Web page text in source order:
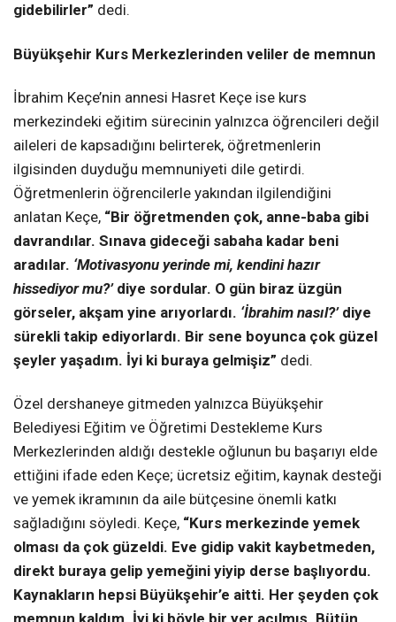
gidebilirler” dedi.
Büyükşehir Kurs Merkezlerinden veliler de memnun
İbrahim Keçe’nin annesi Hasret Keçe ise kurs
merkezindeki eğitim sürecinin yalnızca öğrencileri değil
aileleri de kapsadığını belirterek, öğretmenlerin
ilgisinden duyduğu memnuniyeti dile getirdi.
Öğretmenlerin öğrencilerle yakından ilgilendiğini
anlatan Keçe, “Bir öğretmenden çok, anne-baba gibi
davrandılar. Sınava gideceği sabaha kadar beni
aradılar. ‘Motivasyonu yerinde mi, kendini hazır
hissediyor mu?’diye sordular. O gün biraz üzgün
görseler, akşam yine arıyorlardı. ‘İbrahim nasıl?’diye
sürekli takip ediyorlardı. Bir sene boyunca çok güzel
şeyler yaşadım. İyi ki buraya gelmişiz” dedi.
Özel dershaneye gitmeden yalnızca Büyükşehir
Belediyesi Eğitim ve Öğretimi Destekleme Kurs
Merkezlerinden aldığı destekle oğlunun bu başarıyı elde
ettiğini ifade eden Keçe; ücretsiz eğitim, kaynak desteği
ve yemek ikramının da aile bütçesine önemli katkı
sağladığını söyledi. Keçe, “Kurs merkezinde yemek
olması da çok güzeldi. Eve gidip vakit kaybetmeden,
direkt buraya gelip yemeğini yiyip derse başlıyordu.
Kaynakların hepsi Büyükşehir’e aitti. Her şeyden çok
memnun kaldım. İyi ki böyle bir yer açılmış. Bütün